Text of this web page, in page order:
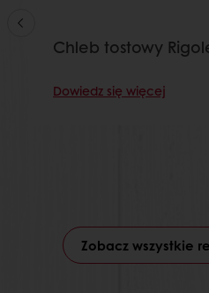
Chleb tostowy
Dowiedz się więcej
Zobacz wszystkie